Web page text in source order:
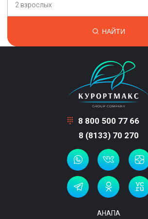
2 взрослых
НАЙТИ
8 800 500 77 66
8 (8133) 70 270
АНАПА